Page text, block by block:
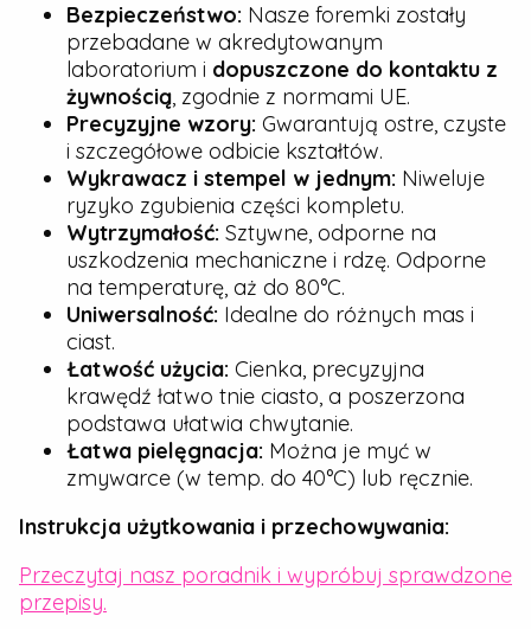
Bezpieczeństwo: Nasze foremki zostały
przebadane w akredytowanym
laboratorium i dopuszczone do kontaktu z
żywnością, zgodnie z normami UE.
Precyzyjne wzory: Gwarantują ostre, czyste
i szczegółowe odbicie kształtów.
Wykrawacz i stempel w jednym: Niweluje
ryzyko zgubienia części kompletu.
Wytrzymałość: Sztywne, odporne na
uszkodzenia mechaniczne i rdzę. Odporne
na temperaturę, aż do 80°C.
Uniwersalność: Idealne do różnych mas i
ciast.
Łatwość użycia: Cienka, precyzyjna
krawędź łatwo tnie ciasto, a poszerzona
podstawa ułatwia chwytanie.
Łatwa pielęgnacja: Można je myć w
zmywarce (w temp. do 40°C) lub ręcznie.
Instrukcja użytkowania i przechowywania:
Przeczytaj nasz poradnik i wypróbuj sprawdzone
przepisy.